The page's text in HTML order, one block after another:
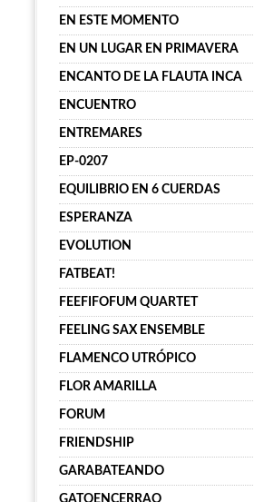
EN ESTE MOMENTO
EN UN LUGAR EN PRIMAVERA
ENCANTO DE LA FLAUTA INCA
ENCUENTRO
ENTREMARES
EP-0207
EQUILIBRIO EN 6 CUERDAS
ESPERANZA
EVOLUTION
FATBEAT!
FEEFIFOFUM QUARTET
FEELING SAX ENSEMBLE
FLAMENCO UTRÓPICO
FLOR AMARILLA
FORUM
FRIENDSHIP
GARABATEANDO
GATOENCERRAO